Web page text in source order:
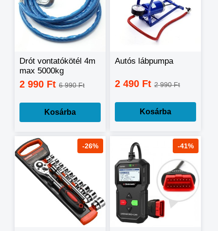
Drót vontatókötél 4m
max 5000kg
2 990 Ft 6 990 Ft
Kosárba
Autós lábpumpa
2 490 Ft 2 990 Ft
Kosárba
-26% -41%